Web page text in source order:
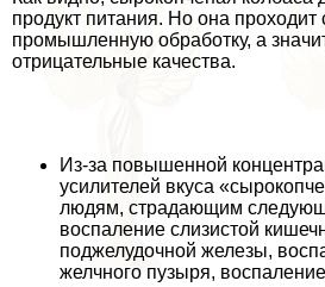
продукт питания. Но она
промышленную обработку, а
отрицательные качества.
Из-за повышенной
усилителей вкуса
людям, страдающим
воспаление слизистой
поджелудочной железы,
желчного пузыря,